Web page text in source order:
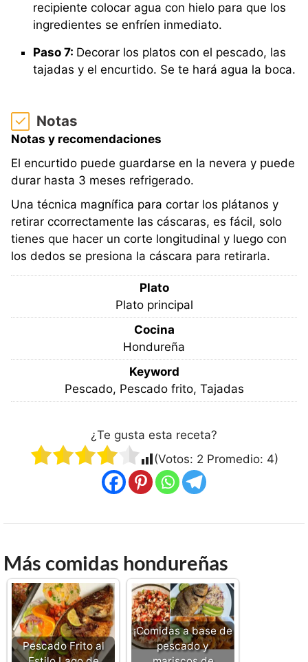
recipiente colocar agua con hielo para que los
ingredientes se enfríen inmediato.
Paso 7: Decorar los platos con el pescado, las
tajadas y el encurtido. Se te hará agua la boca.
Notas
Notas y recomendaciones
El encurtido puede guardarse en la nevera y puede
durar hasta 3 meses refrigerado.
Una técnica magnífica para cortar los plátanos y
retirar ccorrectamente las cáscaras, es fácil, solo
tienes que hacer un corte longitudinal y luego con
los dedos se presiona la cáscara para retirarla.
Plato
Plato principal
Cocina
Hondureña
Keyword
Pescado, Pescado frito, Tajadas
¿Te gusta esta receta?
(Votos: 2 Promedio: 4)
Más comidas hondureñas
Pescado Frito al
¡Comidas a base de
pescado y